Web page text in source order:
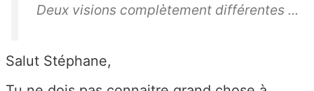
Deux visions complètement différentes ...
Salut Stéphane,